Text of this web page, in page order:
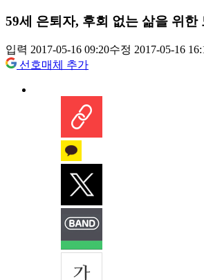
59세 은퇴자, 후회 없는 삶을 위한
입력 2017-05-16 09:20수정 2017-05-16
선호매체 추가